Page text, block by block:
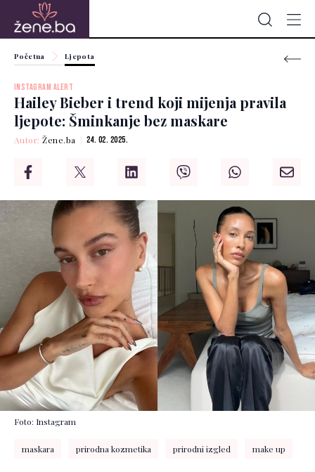
Početna Ljepota
INSTAGRAM ALERT
Hailey Bieber i trend koji mijenja pravila
ljepote: Šminkanje bez maskare
Autor:Žene.ba 24. 02. 2025.
Foto: Instagram
maskara prirodna kozmetika prirodni izgled make up